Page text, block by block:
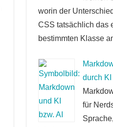
worin der
CSS tatsächlich das
bestimmten Klasse
durch KI
für